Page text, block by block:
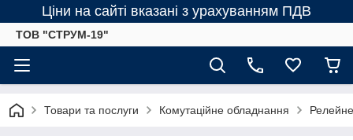
Ціни на сайті вказані з урахуванням ПДВ
ТОВ "СТРУМ-19"
Товари та послуги Комутаційне обладнання